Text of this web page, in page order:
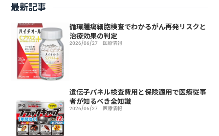
最新記事
循環腫瘍細胞検査でわかるがん再発リスクと
治療効果の判定
2026/06/27 医療情報
遺伝子パネル検査費用と保険適用で医療従事
者が知るべき全知識
2026/06/27 医療情報